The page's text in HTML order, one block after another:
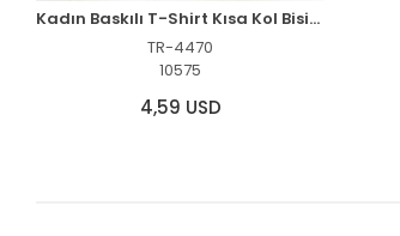
Kadın Baskılı T-Shirt Kısa Kol Bisiklet Yaka Oversize Rahat Kalıp Günlük Tişört - Siyah
TR-4470
10575
4,59 USD